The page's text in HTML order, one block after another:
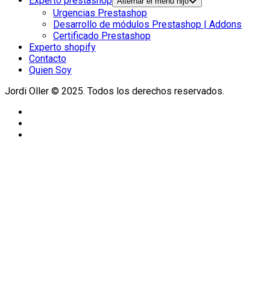
Urgencias Prestashop
Desarrollo de módulos Prestashop | Addons
Certificado Prestashop
Experto shopify
Contacto
Quien Soy
Jordi Oller © 2025. Todos los derechos reservados.